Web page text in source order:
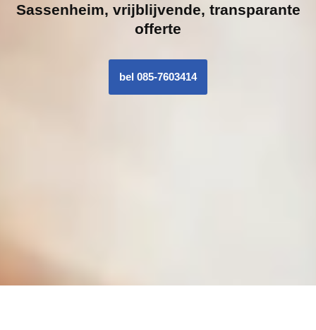
Sassenheim, vrijblijvende, transparante
offerte
bel 085-7603414